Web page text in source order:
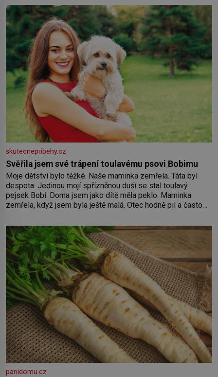
skutecnepribehy.cz
Svěřila jsem své trápení toulavému psovi Bobimu
Moje dětství bylo těžké. Naše maminka zemřela. Táta byl
despota. Jedinou mojí spřízněnou duší se stal toulavý
pejsek Bobi. Doma jsem jako dítě měla peklo. Maminka
zemřela, když jsem byla ještě malá. Otec hodně pil a často
do školy u nás na vesnici. Měli mě tam rádi, protože
panidomu.cz